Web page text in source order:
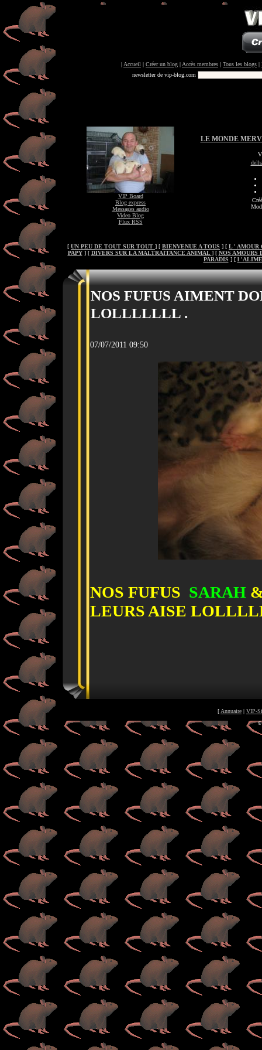
| Accueil | Créer un blog | Accès membres | Tous les blogs |
newsletter de vip-blog.com
VIP Board
Blog express
Messages audio
Video Blog
Flux RSS
LE MONDE
[ UN PEU DE TOUT SUR TOUT ] [ BIENVENUE A TOUS ] [ L ' AMOUR
PAPY] [ DIVERS SUR LA MALTRAITANCE ANIMAL] [ NOS AMOURS
PARADIS ] [ l
NOS FUFUS AIMENT
LOLLLLLLL .
07/07/2011 09:50
NOS FUFUS SARAH
LEURS AISE
[ Annuaire | VIP-
©